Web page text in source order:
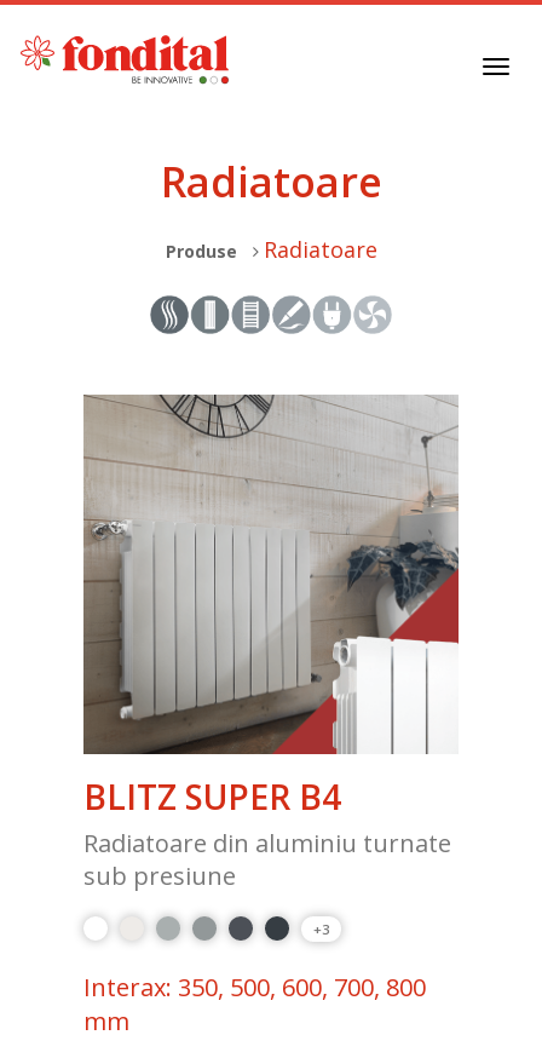
Radiatoare
Produse Radiatoare
BLITZ SUPER B4
Radiatoare din aluminiu turnate
sub presiune
+3
Interax: 350, 500, 600, 700, 800
mm